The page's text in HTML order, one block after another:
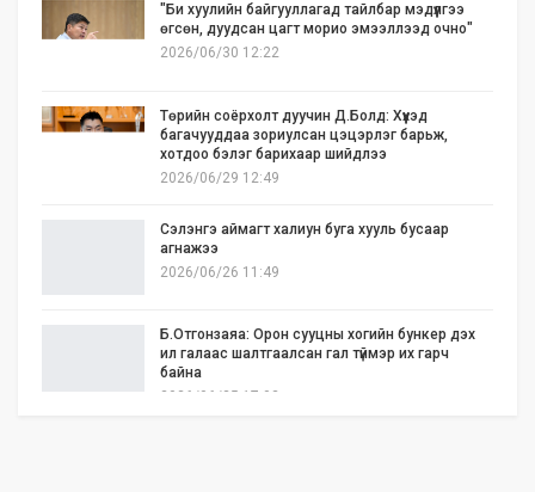
"Би хуулийн байгууллагад тайлбар мэдүүлгээ
өгсөн, дуудсан цагт морио эмээллээд очно"
2026/06/30 12:22
Төрийн соёрхолт дуучин Д.Болд: Хүүхэд
багачууддаа зориулсан цэцэрлэг барьж,
хотдоо бэлэг барихаар шийдлээ
2026/06/29 12:49
Сэлэнгэ аймагт халиун буга хууль бусаар
агнажээ
2026/06/26 11:49
Б.Отгонзаяа: Орон сууцны хогийн бункер дэх
ил галаас шалтгаалсан гал түймэр их гарч
байна
2026/06/25 17:02